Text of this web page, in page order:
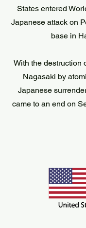
States entered
Japanese attack on
base in
With the destruction
Nagasaki by
Japanese
came to an end on